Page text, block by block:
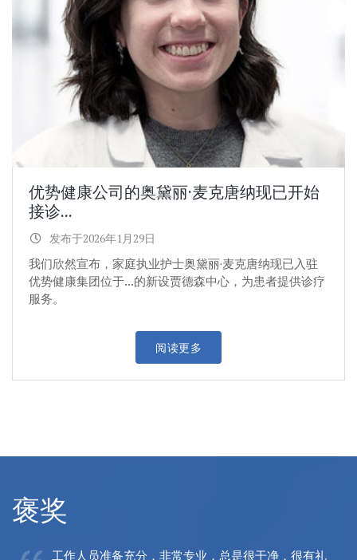
优势健康公司的奥黛丽·麦克唐纳现已开始
接诊...
发布于2026年1月29日
我们欣然宣布，家庭执业护士奥黛丽·麦克唐纳现已入驻
优势健康集团位于...的新设贾德森中心，为患者提供诊疗
服务。
阅读更多
褒奖
工作人员准备充分，非常专业，总是很干净，很有礼